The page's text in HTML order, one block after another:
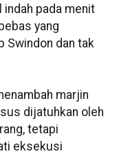
pada menit
yang
Swindon dan tak
marjin
dijatuhkan oleh
tetapi
eksekusi